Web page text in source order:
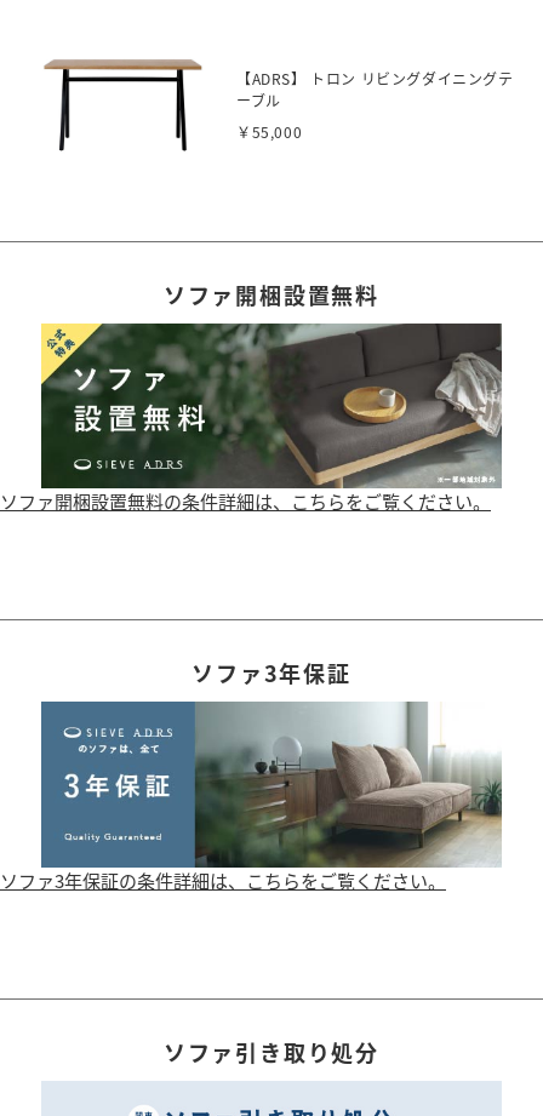
【ADRS】 トロン リビングダイニングテ
ーブル
￥55,000
ソファ開梱設置無料
ソファ開梱設置無料の条件詳細は、こちらをご覧ください。
ソファ3年保証
ソファ3年保証の条件詳細は、こちらをご覧ください。
ソファ引き取り処分